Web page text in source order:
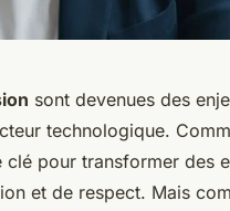
sont devenues des
technologique.
clé pour transformer des
et de respect. Mais